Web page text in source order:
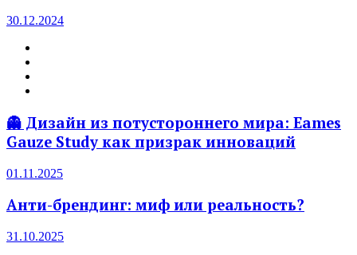
30.12.2024
👻 Дизайн из потустороннего мира: Eames
Gauze Study как призрак инноваций
01.11.2025
Анти-брендинг: миф или реальность?
31.10.2025